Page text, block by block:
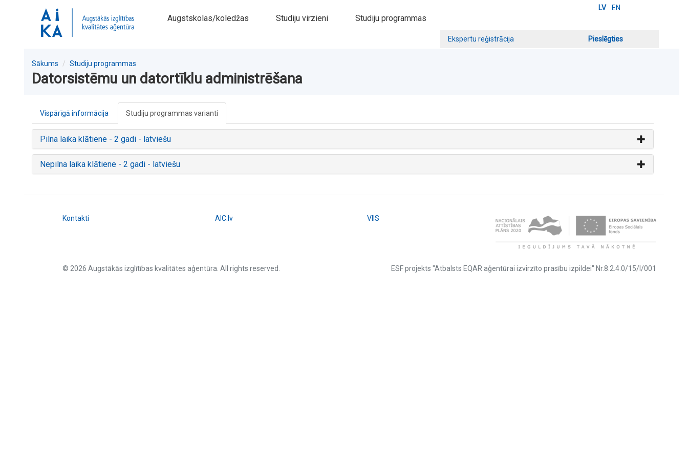
LV EN
Augstskolas/koledžas Studiju virzieni Studiju programmas
Ekspertu reģistrācija Pieslēgties
Sākums Studiju programmas
Datorsistēmu un datortīklu administrēšana
Vispārīgā informācija Studiju programmas varianti
Pilna laika klātiene - 2 gadi - latviešu
Nepilna laika klātiene - 2 gadi - latviešu
Kontakti AIC.lv VIIS
© 2026 Augstākās izglītības kvalitātes aģentūra. All rights reserved. ESF projekts "Atbalsts EQAR aģentūrai izvirzīto prasību izpildei" Nr.8.2.4.0/15/I/001